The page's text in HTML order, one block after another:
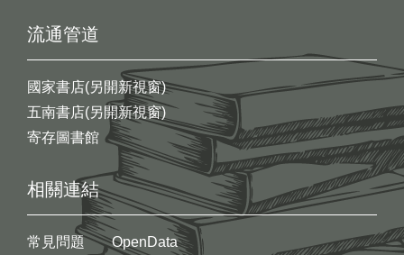
流通管道
國家書店(另開新視窗)
五南書店(另開新視窗)
寄存圖書館
相關連結
常見問題
OpenData